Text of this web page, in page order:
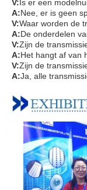
V:Is er een
A:Nee, er is geen
V:Waar worden de
A:De onderdelen
V:Zijn de
A:Het hangt af van
V:Zijn de
A:Ja, alle